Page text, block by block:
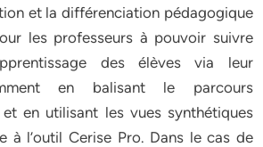
et la différenciation pédagogique
les professeurs à pouvoir suivre
des élèves via leur
en balisant le parcours
et en utilisant les vues synthétiques
à l’outil Cerise Pro. Dans le cas de